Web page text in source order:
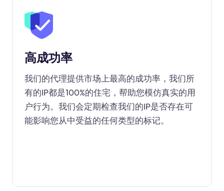
高成功率
我们的代理提供市场上最高的成功率，我们所
有的IP都是100%的住宅，帮助您模仿真实的用
户行为。我们会定期检查我们的IP是否存在可
能影响您从中受益的任何类型的标记。